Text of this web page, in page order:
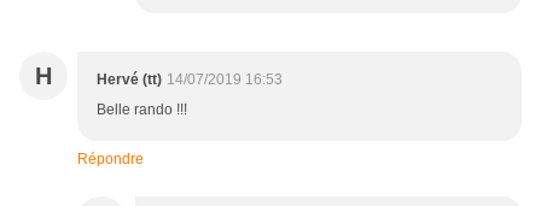
H Hervé (tt) 14/07/2019 16:53
Belle rando !!!
Répondre